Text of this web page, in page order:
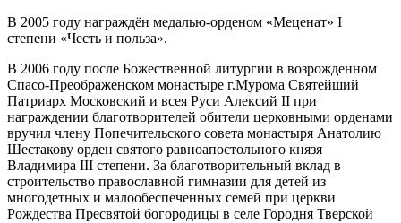
В 2005 году награждён медалью-орденом «Меценат» I
степени «Честь и польза».
В 2006 году после Божественной литургии в возрожденном
Спасо-Преображенском монастыре г.Мурома Святейший
Патриарх Московский и всея Руси Алексий II при
награждении благотворителей обители церковными орденами
вручил члену Попечительского совета монастыря Анатолию
Шестакову орден святого равноапостольного князя
Владимира III степени. За благотворительный вклад в
строительство православной гимназии для детей из
многодетных и малообеспеченных семей при церкви
Рождества Пресвятой богородицы в селе Городня Тверской